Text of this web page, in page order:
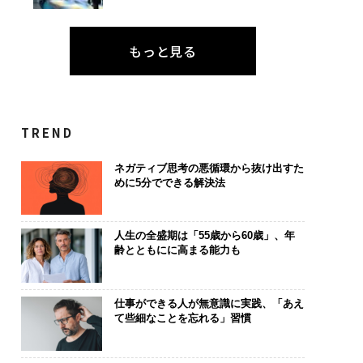
もっと見る
TREND
ネガティブ思考の悪循環から抜け出すた
めに5分でできる解決法
人生の全盛期は「55歳から60歳」、年
齢とともにに高まる能力も
仕事ができる人が無意識に実践、「あえ
て些細なことを忘れる」習慣